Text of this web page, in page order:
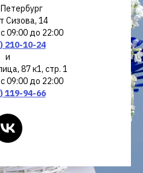
Сизова, 14
09:00 до 22:00
210-10-24
и
87 к1, стр. 1
09:00 до 22:00
119-94-66